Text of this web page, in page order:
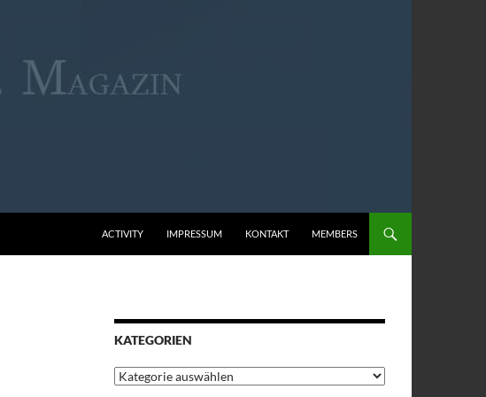
ACTIVITY IMPRESSUM KONTAKT MEMBERS
KATEGORIEN
Kategorien